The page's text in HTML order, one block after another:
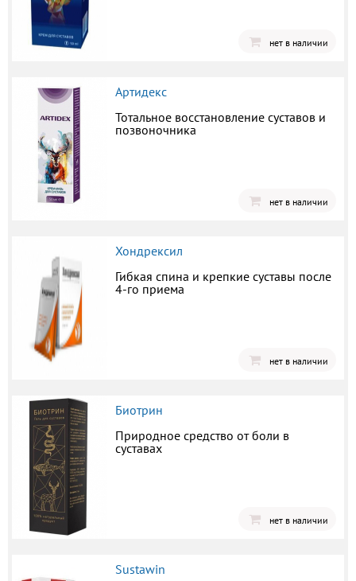
нет в наличии
Артидекс
Тотальное восстановление суставов и
позвоночника
нет в наличии
Хондрексил
Гибкая спина и крепкие суставы после
4-го приема
нет в наличии
Биотрин
Природное средство от боли в
суставах
нет в наличии
Sustawin